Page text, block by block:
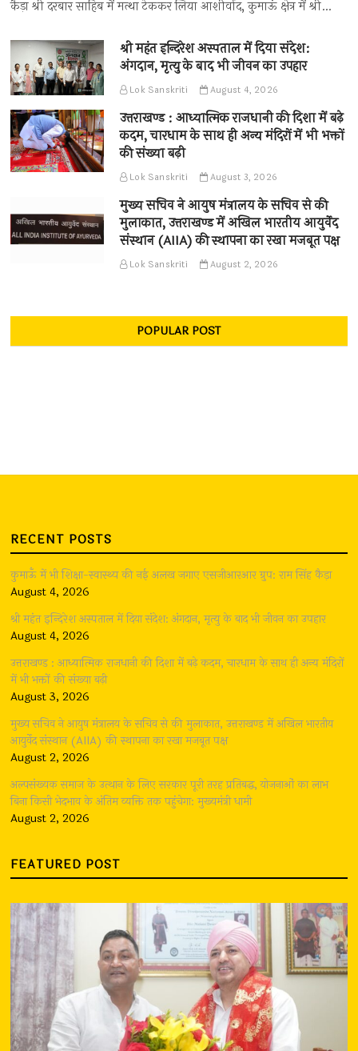
कैड़ा श्री दरबार साहिब में मत्था टेककर लिया आशीर्वाद, कुमाऊं क्षेत्र में श्री…
श्री महंत इन्दिरेश अस्पताल में दिया संदेश:
अंगदान, मृत्यु के बाद भी जीवन का उपहार
Lok Sanskriti August 4, 2026
उत्तराखण्ड : आध्यात्मिक राजधानी की दिशा में बढ़े
कदम, चारधाम के साथ ही अन्य मंदिरों में भी भक्तों
की संख्या बढ़ी
Lok Sanskriti August 3, 2026
मुख्य सचिव ने आयुष मंत्रालय के सचिव से की
मुलाकात, उत्तराखण्ड में अखिल भारतीय आयुर्वेद
संस्थान (AIIA) की स्थापना का रखा मजबूत पक्ष
Lok Sanskriti August 2, 2026
POPULAR POST
RECENT POSTS
कुमाऊँ में भी शिक्षा-स्वास्थ्य की नई अलख जगाए एसजीआरआर ग्रुप: राम सिंह कैड़ा
August 4, 2026
श्री महंत इन्दिरेश अस्पताल में दिया संदेश: अंगदान, मृत्यु के बाद भी जीवन का उपहार
August 4, 2026
उत्तराखण्ड : आध्यात्मिक राजधानी की दिशा में बढ़े कदम, चारधाम के साथ ही अन्य मंदिरों
में भी भक्तों की संख्या बढ़ी
August 3, 2026
मुख्य सचिव ने आयुष मंत्रालय के सचिव से की मुलाकात, उत्तराखण्ड में अखिल भारतीय
आयुर्वेद संस्थान (AIIA) की स्थापना का रखा मजबूत पक्ष
August 2, 2026
अल्पसंख्यक समाज के उत्थान के लिए सरकार पूरी तरह प्रतिबद्ध, योजनाओं का लाभ
बिना किसी भेदभाव के अंतिम व्यक्ति तक पहुंचेगा: मुख्यमंत्री धामी
August 2, 2026
FEATURED POST